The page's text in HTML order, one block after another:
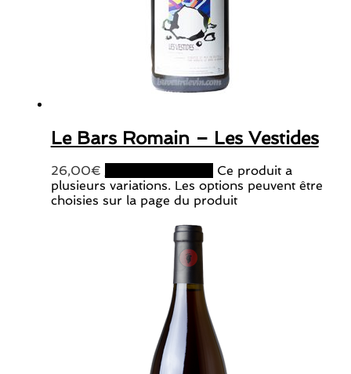
Le Bars Romain – Les Vestides
26,00€
Ce produit a
plusieurs variations. Les options peuvent être
choisies sur la page du produit